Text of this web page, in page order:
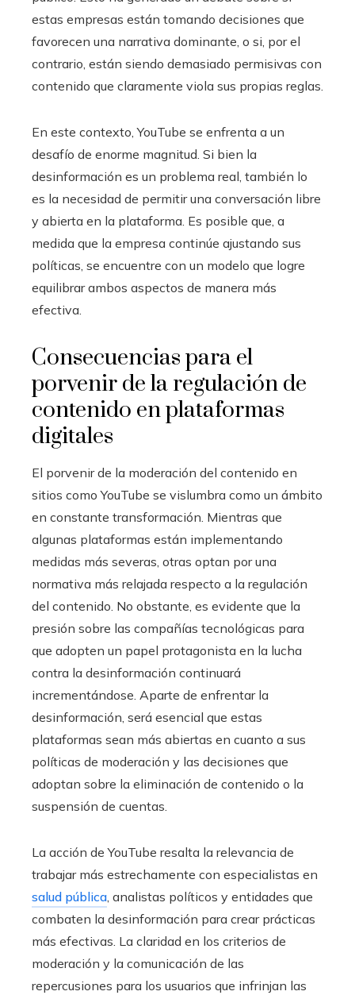
estas empresas están tomando decisiones que
favorecen una narrativa dominante, o si, por el
contrario, están siendo demasiado permisivas con
contenido que claramente viola sus propias reglas.
En este contexto, YouTube se enfrenta a un
desafío de enorme magnitud. Si bien la
desinformación es un problema real, también lo
es la necesidad de permitir una conversación libre
y abierta en la plataforma. Es posible que, a
medida que la empresa continúe ajustando sus
políticas, se encuentre con un modelo que logre
equilibrar ambos aspectos de manera más
efectiva.
Consecuencias para el
porvenir de la regulación de
contenido en plataformas
digitales
El porvenir de la moderación del contenido en
sitios como YouTube se vislumbra como un ámbito
en constante transformación. Mientras que
algunas plataformas están implementando
medidas más severas, otras optan por una
normativa más relajada respecto a la regulación
del contenido. No obstante, es evidente que la
presión sobre las compañías tecnológicas para
que adopten un papel protagonista en la lucha
contra la desinformación continuará
incrementándose. Aparte de enfrentar la
desinformación, será esencial que estas
plataformas sean más abiertas en cuanto a sus
políticas de moderación y las decisiones que
adoptan sobre la eliminación de contenido o la
suspensión de cuentas.
La acción de YouTube resalta la relevancia de
trabajar más estrechamente con especialistas en
salud pública, analistas políticos y entidades que
combaten la desinformación para crear prácticas
más efectivas. La claridad en los criterios de
moderación y la comunicación de las
repercusiones para los usuarios que infrinjan las